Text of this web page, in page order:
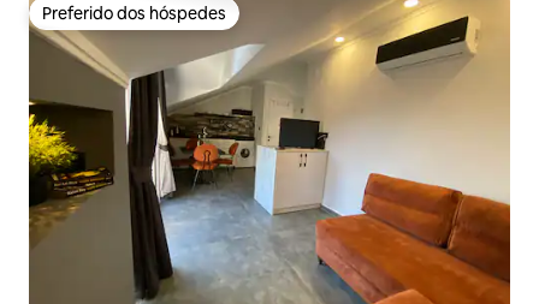
Preferido dos hóspedes
Preferido dos hóspedes